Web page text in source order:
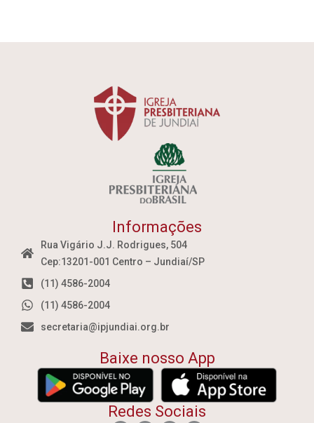
Informações
Rua Vigário J.J. Rodrigues, 504
Cep:13201-001 Centro – Jundiaí/SP
(11) 4586-2004
(11) 4586-2004
secretaria@ipjundiai.org.br
Baixe nosso App
Redes Sociais